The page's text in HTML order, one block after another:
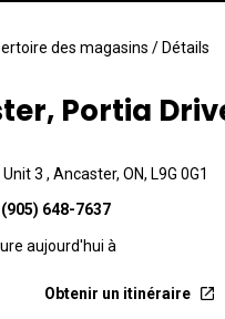
des magasins / Détails
Portia
3 , Ancaster, ON, L9G 0G1
(905) 648-7637
aujourd'hui à
Obtenir un itinéraire